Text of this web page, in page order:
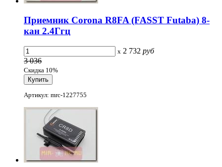
Приемник Corona R8FA (FASST Futaba) 8-
кан 2.4Ггц
x 2 732 руб
3 036
Скидка 10%
Артикул: mrc-1227755